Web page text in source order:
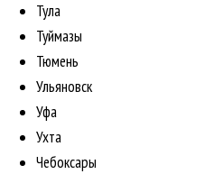
Тула
Туймазы
Тюмень
Ульяновск
Уфа
Ухта
Чебоксары